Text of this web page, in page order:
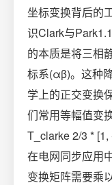
坐标变换背后的
识Clark与
的本质是将三相
标系(αβ)。这种
学上的正交变换
们常用等幅值变
T_clarke 2/3 * [1,
在电网同步应用
变换矩阵需要乘